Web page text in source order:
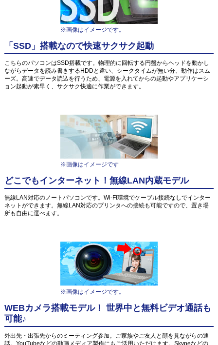
※画像はイメージです。
「SSD」搭載なので快速サクサク起動
こちらのパソコンはSSD搭載です。物理的に回転する円盤からヘッドを動かし
ながらデータを読み書きするHDDと違い、シークタイムが無い分、動作はスム
ーズ。高速でデータ読込を行うため、電源を入れてからの起動やアプリケーシ
ョン起動が素早く、サクサク快適に作業ができます。
※画像はイメージです
どこでもインターネット！無線LAN内蔵モデル
無線LAN対応のノートパソコンです。Wi-Fi環境でケーブル接続なしでインター
ネットができます。無線LAN対応のプリンタへの接続も可能ですので、置き場
所も自由に選べます。
※画像はイメージです。
WEBカメラ搭載モデル！ 世界中と無料ビデオ通話も
可能♪
外出先・出張先からのミーティング参加。ご家族やご友人と顔を見ながらの通
話。YouTubeなどの動画メディア製作にもご活用いただけます。Skypeなどの